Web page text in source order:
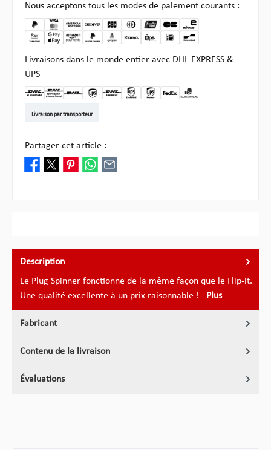
Nous acceptons tous les modes de paiement courants :
Livraisons dans le monde entier avec DHL EXPRESS &
UPS
Livraison par transporteur
Partager cet article :
Description
Le Plug Spinner fonctionne de la même façon que le Flip-it.
Une qualité excellente à un prix raisonnable ! Plus
Fabricant
Contenu de la livraison
Évaluations